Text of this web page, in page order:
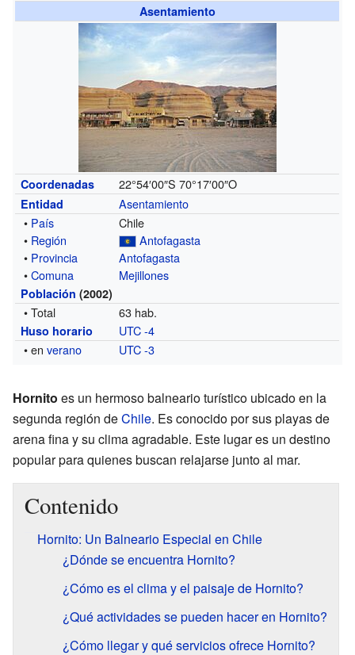
Asentamiento
Coordenadas 22°54′00″S 70°17′00″O
Entidad
Asentamiento
• País
Chile
• Región
Antofagasta
• Provincia
Antofagasta
•Comuna Mejillones
Población (2002)
• Total 63 hab.
Huso horario
UTC -4
• enverano UTC -3
Hornito es un hermoso balneario turístico ubicado en la
segunda región deChile. Es conocido por sus playas de
arena fina y su clima agradable. Este lugar es un destino
popular para quienes buscan relajarse junto al mar.
Contenido
Hornito: Un Balneario Especial en Chile
¿Dónde se encuentra Hornito?
¿Cómo es el clima y el paisaje de Hornito?
¿Qué actividades se pueden hacer en Hornito?
¿Cómo llegar y qué servicios ofrece Hornito?